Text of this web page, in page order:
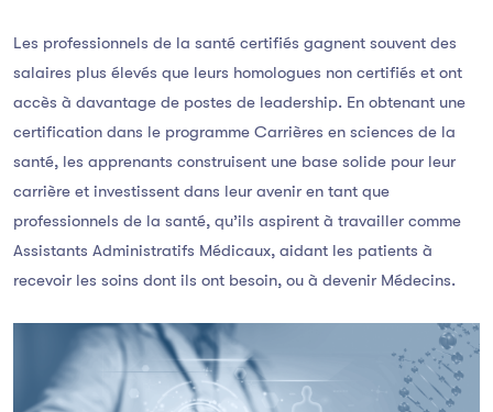
Les professionnels de la santé certifiés gagnent souvent des
salaires plus élevés que leurs homologues non certifiés et ont
accès à davantage de postes de leadership. En obtenant une
certification dans le programme Carrières en sciences de la
santé, les apprenants construisent une base solide pour leur
carrière et investissent dans leur avenir en tant que
professionnels de la santé, qu’ils aspirent à travailler comme
Assistants Administratifs Médicaux, aidant les patients à
recevoir les soins dont ils ont besoin, ou à devenir Médecins.